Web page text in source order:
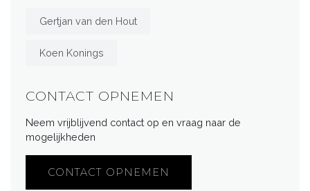
Gertjan van den Hout
Koen Konings
CONTACT OPNEMEN
Neem vrijblijvend contact op en vraag naar de
mogelijkheden
CONTACT OPNEMEN